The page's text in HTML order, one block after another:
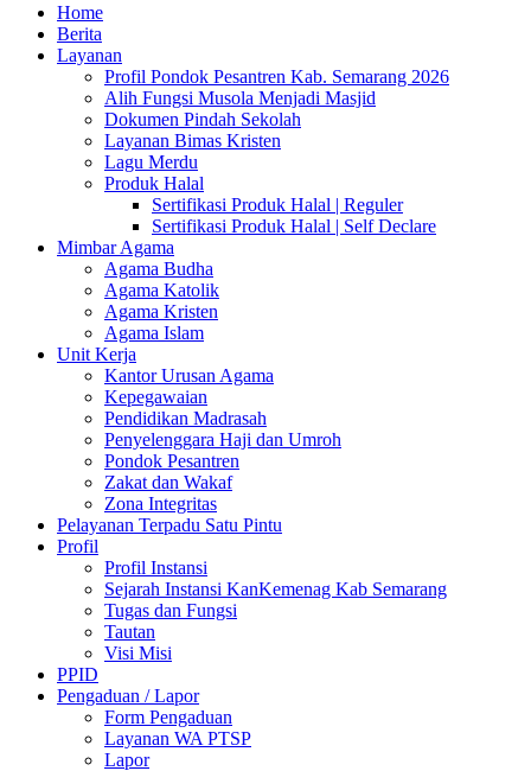
Home
Berita
Layanan
Profil Pondok Pesantren Kab. Semarang 2026
Alih Fungsi Musola Menjadi Masjid
Dokumen Pindah Sekolah
Layanan Bimas Kristen
Lagu Merdu
Produk Halal
Sertifikasi Produk Halal | Reguler
Sertifikasi Produk Halal | Self Declare
Mimbar Agama
Agama Budha
Agama Katolik
Agama Kristen
Agama Islam
Unit Kerja
Kantor Urusan Agama
Kepegawaian
Pendidikan Madrasah
Penyelenggara Haji dan Umroh
Pondok Pesantren
Zakat dan Wakaf
Zona Integritas
Pelayanan Terpadu Satu Pintu
Profil
Profil Instansi
Sejarah Instansi KanKemenag Kab Semarang
Tugas dan Fungsi
Tautan
Visi Misi
PPID
Pengaduan / Lapor
Form Pengaduan
Layanan WA PTSP
Lapor